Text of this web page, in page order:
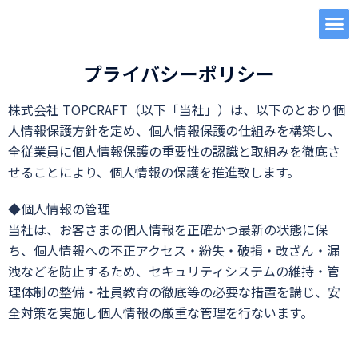
プライバシーポリシー
株式会社 TOPCRAFT（以下「当社」）は、以下のとおり個
人情報保護方針を定め、個人情報保護の仕組みを構築し、
全従業員に個人情報保護の重要性の認識と取組みを徹底さ
せることにより、個人情報の保護を推進致します。
◆個人情報の管理
当社は、お客さまの個人情報を正確かつ最新の状態に保
ち、個人情報への不正アクセス・紛失・破損・改ざん・漏
洩などを防止するため、セキュリティシステムの維持・管
理体制の整備・社員教育の徹底等の必要な措置を講じ、安
全対策を実施し個人情報の厳重な管理を行ないます。